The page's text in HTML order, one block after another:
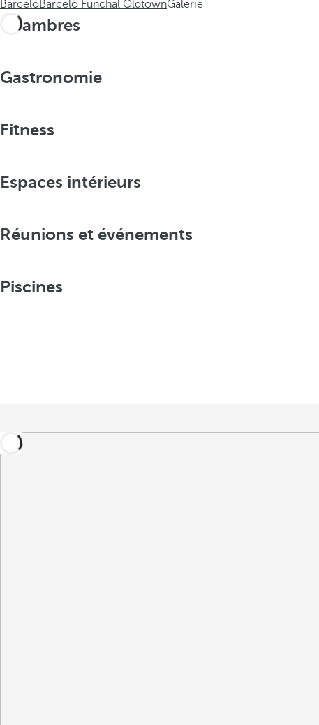
BarcelóBarceló Funchal OldtownGalerie
Chambres
Gastronomie
Fitness
Espaces intérieurs
Réunions et événements
Piscines